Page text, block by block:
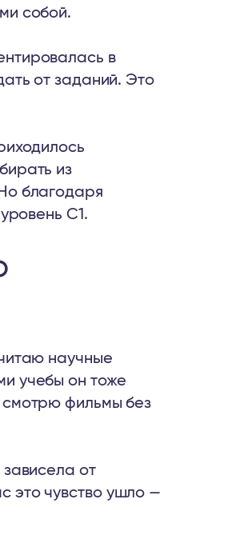
собой.
в
от заданий. Это
из
благодаря
C1.
научные
учебы он тоже
смотрю фильмы без
от
это чувство ушло —